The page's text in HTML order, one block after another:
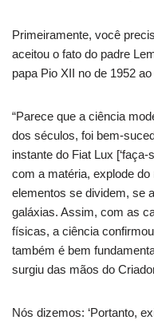
Primeiramente, você
aceitou o fato do padre
papa Pio XII no de 1952
“Parece que a ciência
dos séculos, foi bem-
instante do Fiat Lux
com a matéria, explode
elementos se dividem, se
galáxias. Assim, com as
físicas, a ciência
também é bem
surgiu das mãos do
Nós dizemos: ‘Portanto,